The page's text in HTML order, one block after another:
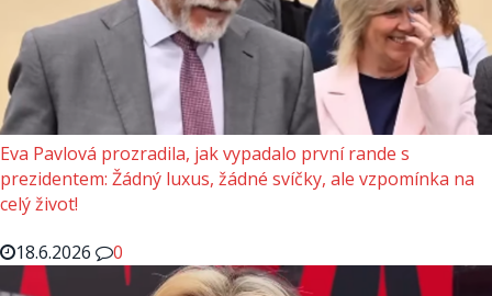
Eva Pavlová prozradila, jak vypadalo první rande s
prezidentem: Žádný luxus, žádné svíčky, ale vzpomínka na
celý život!
18.6.2026
0